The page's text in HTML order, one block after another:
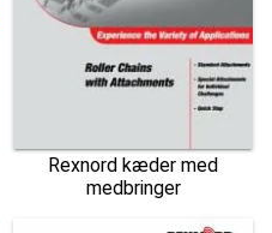
Rexnord kæder med
medbringer